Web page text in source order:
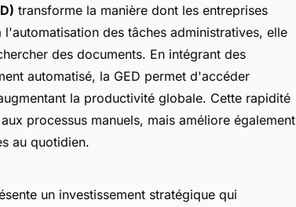
transforme la manière dont les entreprises
des tâches administratives, elle
des documents. En intégrant des
automatisé, la GED permet d'accéder
la productivité globale. Cette rapidité
processus manuels, mais améliore également
au quotidien.
un investissement stratégique qui